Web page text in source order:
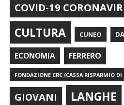
COVID-19
CULTURA CUNEO
ECONOMIA FERRERO
FONDAZIONE CRC (CASSA RISPARMIO DI
GIOVANI LANGHE